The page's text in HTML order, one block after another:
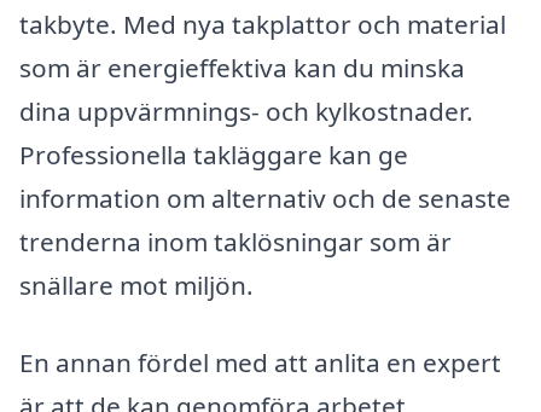
takbyte. Med nya takplattor och material
som är energieffektiva kan du minska
dina uppvärmnings- och kylkostnader.
Professionella takläggare kan ge
information om alternativ och de senaste
trenderna inom taklösningar som är
snällare mot miljön.
En annan fördel med att anlita en expert